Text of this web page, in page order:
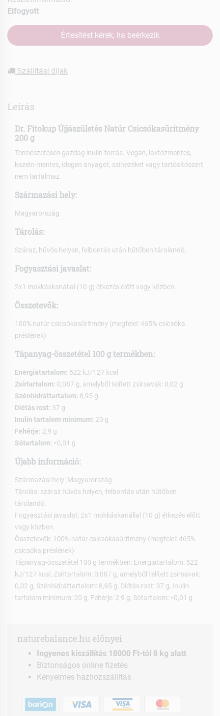
Elfogyott
Értesítést kérek, ha beérkezik
Szállítási díjak
Leírás
Dr. Fitokup Újjászületés Natúr Csicsókasűrítmény
200 g
Természetesen gazdag inulin forrás. Vegán, laktózmentes,
kazein-mentes, idegen anyagot, színezéket vagy tartósítószert
nem tartalmaz.
Származási hely:
Magyarország
Tárolás:
Száraz, hűvös helyen, felbontás után hűtőben tárolandó.
Fogyasztási javaslat:
2x1 mokkáskanállal (10 g) étkezés előtt vagy közben.
Összetevők:
100% natúr csicsókasűrítmény (megfelel: 465% csicsóka
préslének)
Tápanyag-összetétel 100 g termékben:
Energiatartalom: 522 kJ/127 kcal
Zsírtartalom: 0,087 g, amelyből telített zsírsavak: 0,02 g
Szénhidráttartalom: 8,95 g
Diétás rost: 37 g
Inulin tartalom minimum: 20 g
Fehérje: 2,9 g
Sótartalom: <0,01 g
Újabb információ:
Származási hely: Magyarország
Tárolás: száraz hűvös helyen, felbontás után hűtőben
tárolandó.
Fogyasztási javaslat: 2x1 mokkáskanállal (10 g) étkezés előtt
vagy közben.
Összetevők: 100% natúr csicsókasűrítmény (megfelel: 465%
csicsóka préslének)
Tápanyag-összetétel 100 g termékben: Energiatartalom: 522
kJ/127 kcal, Zsírtartalom: 0,087 g, amelyből telített zsírsavak:
0,02 g, Szénhidráttartalom: 8,95 g, Diétás rost: 37 g, Inulin
tartalom minimum: 20 g, Fehérje: 2,9 g, Sótartalom: <0,01 g
naturebalance.hu előnyei
Ingyenes kiszállítás 18000 Ft-tól 8 kg alatt
Biztonságos online fizetés
Kényelmes házhozszállítás